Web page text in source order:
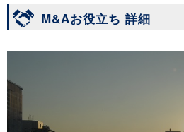
M&Aお役立ち 詳細